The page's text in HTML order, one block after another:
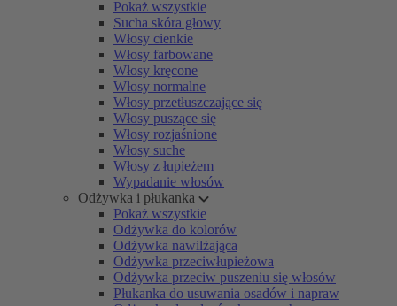
Pokaż wszystkie
Sucha skóra głowy
Włosy cienkie
Włosy farbowane
Włosy kręcone
Włosy normalne
Włosy przetłuszczające się
Włosy puszące się
Włosy rozjaśnione
Włosy suche
Włosy z łupieżem
Wypadanie włosów
Odżywka i płukanka
Pokaż wszystkie
Odżywka do kolorów
Odżywka nawilżająca
Odżywka przeciwłupieżowa
Odżywka przeciw puszeniu się włosów
Płukanka do usuwania osadów i napraw